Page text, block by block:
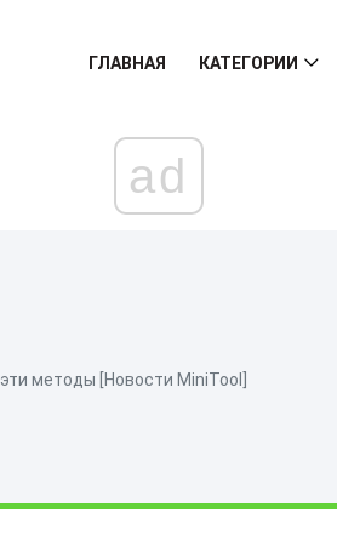
ГЛАВНАЯ КАТЕГОРИИ
ad
методы [Новости MiniTool]